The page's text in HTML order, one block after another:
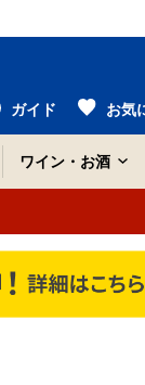
ガイド お気
ワイン・お酒